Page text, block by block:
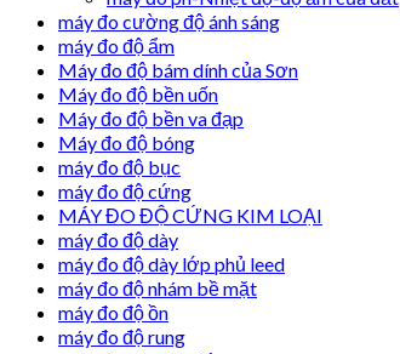
máy đo cường độ ánh sáng
máy đo độ ẩm
Máy đo độ bám dính của Sơn
Máy đo độ bền uốn
Máy đo độ bền va đạp
Máy đo độ bóng
máy đo độ bục
máy đo độ cứng
MÁY ĐO ĐỘ CỨNG KIM LOẠI
máy đo độ dày
máy đo độ dày lớp phủ leed
máy đo độ nhám bề mặt
máy đo độ ồn
máy đo độ rung